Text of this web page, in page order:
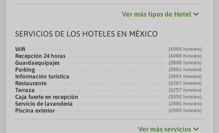
Ver más tipos de Hotel
SERVICIOS DE LOS HOTELES EN MÉXICO
Wifi (4969 hoteles)
Recepción 24 horas (4096 hoteles)
Guardaequipajes (3898 hoteles)
Parking (3691 hoteles)
Información turística (3664 hoteles)
Restaurante (3297 hoteles)
Terraza (3257 hoteles)
Caja fuerte en recepción (3050 hoteles)
Servicio de lavandería (2880 hoteles)
Piscina exterior (2865 hoteles)
Ver más servicios